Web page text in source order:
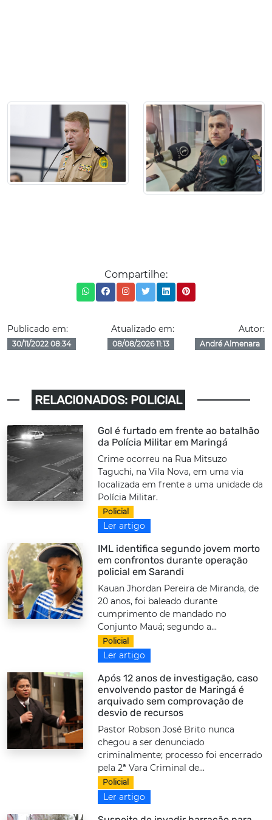
Compartilhe:
Publicado em:
30/11/2022 08:34
Atualizado em:
08/08/2026 11:13
Autor:
André Almenara
RELACIONADOS: POLICIAL
Gol é furtado em frente ao batalhão
da Polícia Militar em Maringá
Crime ocorreu na Rua Mitsuzo
Taguchi, na Vila Nova, em uma via
localizada em frente a uma unidade da
Polícia Militar.
Policial
Ler artigo
IML identifica segundo jovem morto
em confrontos durante operação
policial em Sarandi
Kauan Jhordan Pereira de Miranda, de
20 anos, foi baleado durante
cumprimento de mandado no
Conjunto Mauá; segundo a...
Policial
Ler artigo
Após 12 anos de investigação, caso
envolvendo pastor de Maringá é
arquivado sem comprovação de
desvio de recursos
Pastor Robson José Brito nunca
chegou a ser denunciado
criminalmente; processo foi encerrado
pela 2ª Vara Criminal de...
Policial
Ler artigo